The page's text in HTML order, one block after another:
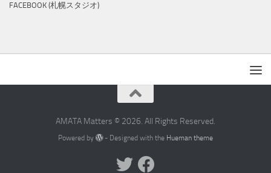
FACEBOOK (札幌スタジオ)
AMATA Matters © 2026. All Rights Reserved.
Powered by - Designed with the Hueman theme